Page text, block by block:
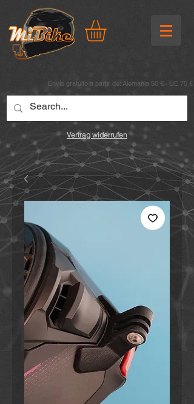
Envío gratuito a partir de: Alemania 50 € · UE 75 €
Vertrag widerrufen